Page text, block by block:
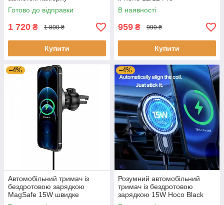
Готово до відправки
1 720 ₴ 1 800 ₴
Купити
В наявності
959 ₴ 999 ₴
Купити
–4%
Автомобільний тримач із
бездротовою зарядкою
MagSafe 15W швидке
заряджання для iPhone 12/12
–4%
Розумний автомобільний
тримач із бездротовою
зарядкою 15W Hoco Black
для iPhone 12